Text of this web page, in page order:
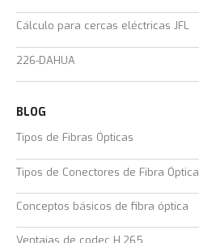
Cálculo para cercas eléctricas JFL
226-DAHUA
BLOG
Tipos de Fibras Ópticas
Tipos de Conectores de Fibra Óptica
Conceptos básicos de fibra óptica